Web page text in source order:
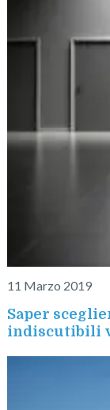
11 Marzo 2019
Saper
indiscutibili